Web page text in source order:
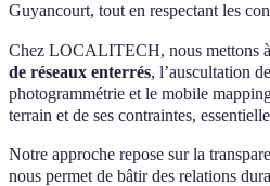
Guyancourt, tout en respectant les
Chez LOCALITECH, nous mettons à
de réseaux enterrés, l’auscultation
photogrammétrie et le mobile
terrain et de ses contraintes,
Notre approche repose sur la
nous permet de bâtir des relations